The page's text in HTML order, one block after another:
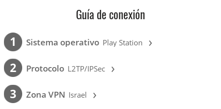
Guía de conexión
1 Sistema operativo Play Station ›
2 Protocolo L2TP/IPSec ›
3 Zona VPN Israel ›